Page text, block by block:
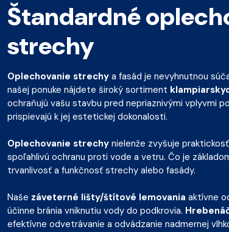
Štandardné
strechy
Oplechovanie strechy a fasád je nevyhnutnou
našej ponuke nájdete široký sortiment
ochraňujú vašu stavbu pred nepriaznivými vplyvmi
prispievajú k jej estetickej dokonalosti.
Oplechovanie strechy nielenže zvyšuje
spoľahlivú ochranu proti vode a vetru. Čo je
trvanlivosť a funkčnosť strechy alebo fasády.
Naše záveterné lišty/štítové lemovania aktívne
účinne bránia vniknutiu vody do podkrovia.
efektívne odvetrávanie a odvádzanie nadmernej